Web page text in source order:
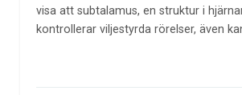
visa att subtalamus, en struktur i
kontrollerar viljestyrda rörelser, även